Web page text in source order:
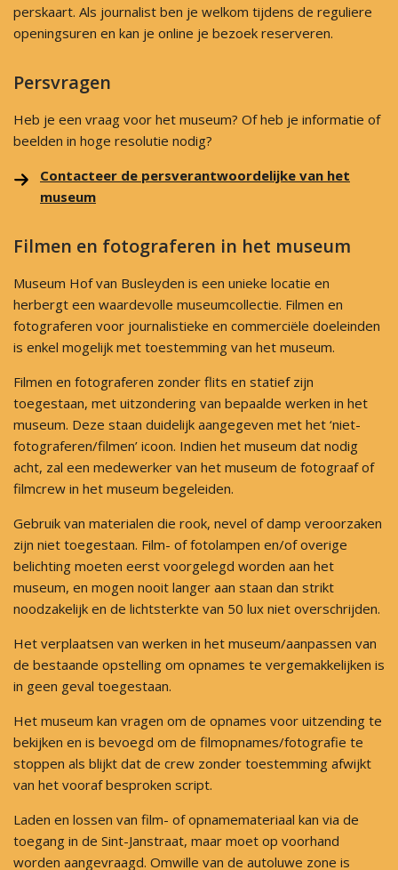
perskaart. Als journalist ben je welkom tijdens de reguliere
openingsuren en kan je online je bezoek reserveren.
Persvragen
Heb je een vraag voor het museum? Of heb je informatie of
beelden in hoge resolutie nodig?
Contacteer de persverantwoordelijke van het
museum
Filmen en fotograferen in het museum
Museum Hof van Busleyden is een unieke locatie en
herbergt een waardevolle museumcollectie. Filmen en
fotograferen voor journalistieke en commerciële doeleinden
is enkel mogelijk met toestemming van het museum.
Filmen en fotograferen zonder flits en statief zijn
toegestaan, met uitzondering van bepaalde werken in het
museum. Deze staan duidelijk aangegeven met het ‘niet-
fotograferen/filmen’ icoon. Indien het museum dat nodig
acht, zal een medewerker van het museum de fotograaf of
filmcrew in het museum begeleiden.
Gebruik van materialen die rook, nevel of damp veroorzaken
zijn niet toegestaan. Film- of fotolampen en/of overige
belichting moeten eerst voorgelegd worden aan het
museum, en mogen nooit langer aan staan dan strikt
noodzakelijk en de lichtsterkte van 50 lux niet overschrijden.
Het verplaatsen van werken in het museum/aanpassen van
de bestaande opstelling om opnames te vergemakkelijken is
in geen geval toegestaan.
Het museum kan vragen om de opnames voor uitzending te
bekijken en is bevoegd om de filmopnames/fotografie te
stoppen als blijkt dat de crew zonder toestemming afwijkt
van het vooraf besproken script.
Laden en lossen van film- of opnamemateriaal kan via de
toegang in de Sint-Janstraat, maar moet op voorhand
worden aangevraagd. Omwille van de autoluwe zone is